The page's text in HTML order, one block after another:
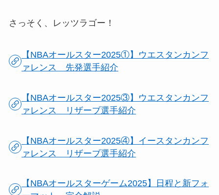
さっそく、レッツラゴー！
【NBAオールスター2025①】ウエスタンカンフ
ァレンス 先発選手紹介
【NBAオールスター2025③】ウエスタンカンフ
ァレンス リザーブ選手紹介
【NBAオールスター2025④】イースタンカンフ
ァレンス リザーブ選手紹介
【NBAオールスターゲーム2025】日程と新フォ